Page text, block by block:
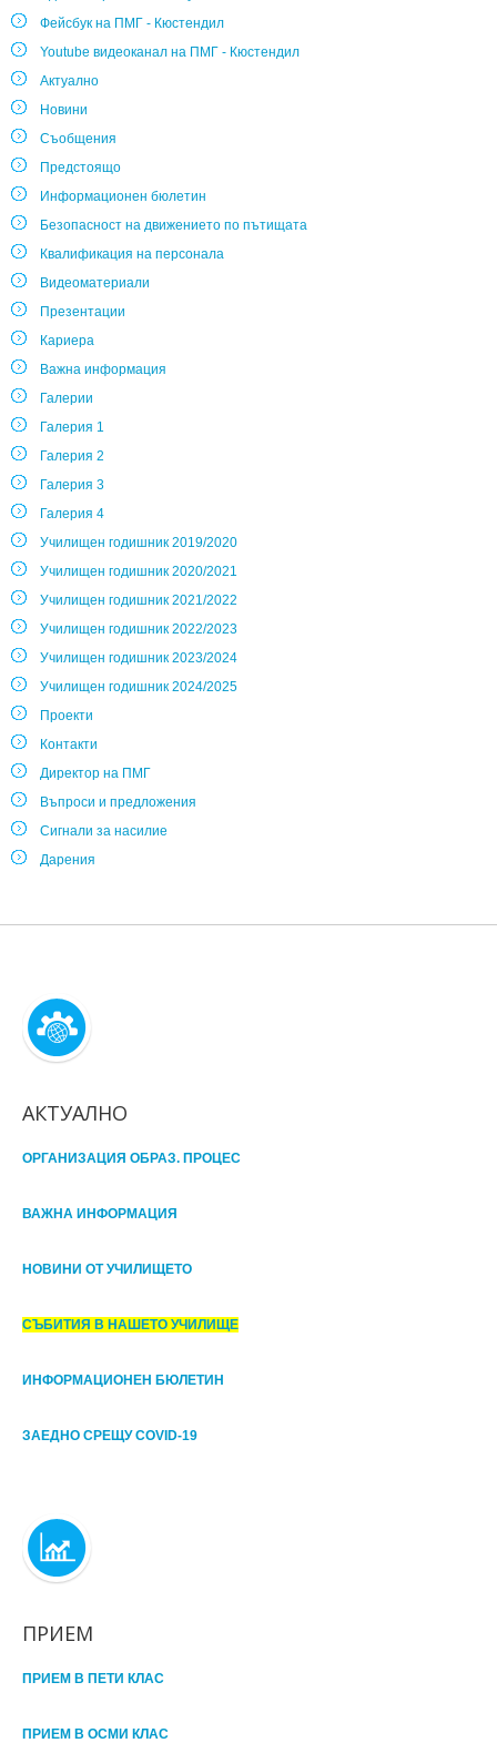
Фейсбук на ПМГ - Кюстендил
Youtube видеоканал на ПМГ - Кюстендил
Актуално
Новини
Съобщения
Предстоящо
Информационен бюлетин
Безопасност на движението по пътищата
Квалификация на персонала
Видеоматериали
Презентации
Кариера
Важна информация
Галерии
Галерия 1
Галерия 2
Галерия 3
Галерия 4
Училищен годишник 2019/2020
Училищен годишник 2020/2021
Училищен годишник 2021/2022
Училищен годишник 2022/2023
Училищен годишник 2023/2024
Училищен годишник 2024/2025
Проекти
Контакти
Директор на ПМГ
Въпроси и предложения
Сигнали за насилие
Дарения
АКТУАЛНО
ОРГАНИЗАЦИЯ ОБРАЗ. ПРОЦЕС
ВАЖНА ИНФОРМАЦИЯ
НОВИНИ ОТ УЧИЛИЩЕТО
СЪБИТИЯ В НАШЕТО УЧИЛИЩЕ
ИНФОРМАЦИОНЕН БЮЛЕТИН
ЗАЕДНО СРЕЩУ COVID-19
ПРИЕМ
ПРИЕМ В ПЕТИ КЛАС
ПРИЕМ В ОСМИ КЛАС